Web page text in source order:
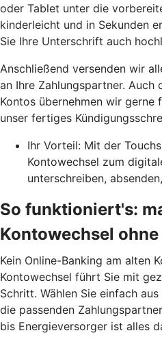
oder Tablet unter die
kinderleicht und in Sekunden
Sie Ihre Unterschrift auch
Anschließend versenden wir
an Ihre Zahlungspartner. Auch
Kontos übernehmen wir
unser fertiges
Ihr Vorteil: Mit der
Kontowechsel zum
unterschreiben,
So funktioniert's:
Kontowechsel
Kein Online-Banking am alten
Kontowechsel führt Sie mit
Schritt. Wählen Sie einfach
die passenden
bis Energieversorger ist alles